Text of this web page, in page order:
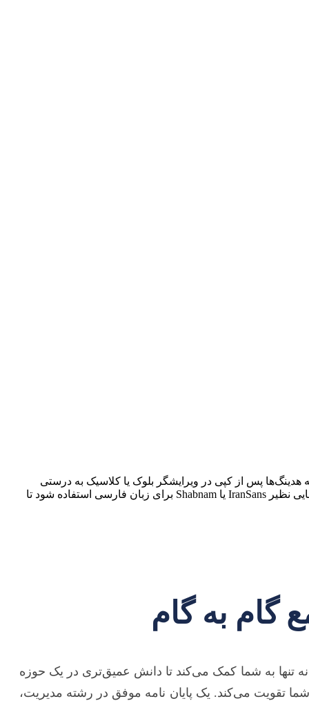
هدینگ‌ها پس از کپی در ویرایشگر بلوک یا کلاسیک به درستی
شناسایی شوند، لازم است که پس از کپی، نوع بلوک یا فرمت متن را به صورت دستی به H1، H2 یا H3 تغییر دهید. پیشنهاد می‌شود از فونت‌هایی نظیر IranSans یا Shabnam برای زبان فارسی استفاده شود تا
گام به گام
تنها به شما کمک می‌کند تا دانش عمیق‌تری در یک حوزه
تقویت می‌کند. یک پایان نامه موفق در رشته مدیریت،